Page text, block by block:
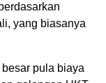
yang biasanya
pula biaya